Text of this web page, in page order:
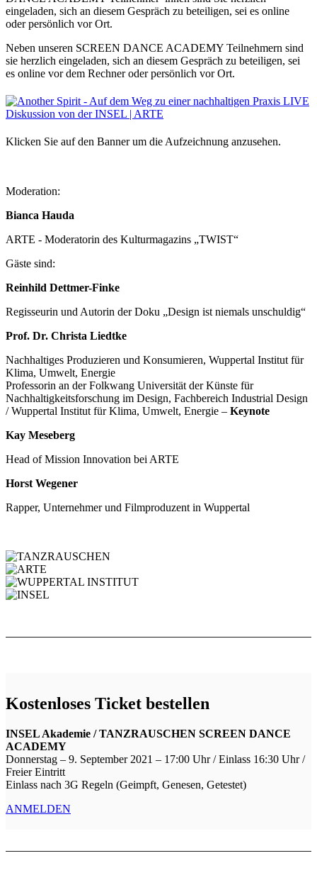
eingeladen, sich an diesem Gespräch zu beteiligen, sei es online
oder persönlich vor Ort.
Neben unseren SCREEN DANCE ACADEMY Teilnehmern sind
sie herzlich eingeladen, sich an diesem Gespräch zu beteiligen, sei
es online vor dem Rechner oder persönlich vor Ort.
Klicken Sie auf den Banner um die Aufzeichnung anzusehen.
Moderation:
Bianca Hauda
ARTE - Moderatorin des Kulturmagazins „TWIST“
Gäste sind:
Reinhild Dettmer-Finke
Regisseurin und Autorin der Doku „Design ist niemals unschuldig“
Prof. Dr. Christa Liedtke
Nachhaltiges Produzieren und Konsumieren, Wuppertal Institut für
Klima, Umwelt, Energie
Professorin an der Folkwang Universität der Künste für
Nachhaltigkeitsforschung im Design, Fachbereich Industrial Design
/ Wuppertal Institut für Klima, Umwelt, Energie – Keynote
Kay Meseberg
Head of Mission Innovation bei ARTE
Horst Wegener
Rapper, Unternehmer und Filmproduzent in Wuppertal
Kostenloses Ticket bestellen
INSEL Akademie / TANZRAUSCHEN SCREEN DANCE
ACADEMY
Donnerstag – 9. September 2021 – 17:00 Uhr / Einlass 16:30 Uhr /
Freier Eintritt
Einlass nach 3G Regeln (Geimpft, Genesen, Getestet)
ANMELDEN